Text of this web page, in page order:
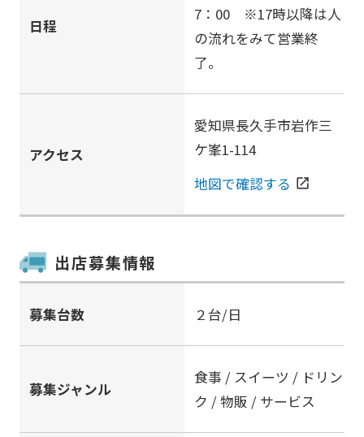
日程
7：00 ※17時以降は人
の流れをみて営業終
了。
アクセス
愛知県長久手市岩作三
ケ峯1-114
地図で確認する open_in_new
出店募集情報
募集台数 ２台/日
募集ジャンル
食事 / スイーツ / ドリン
ク / 物販 / サービス